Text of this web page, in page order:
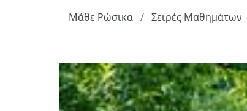
Μάθε Ρώσικα
Σειρές Μαθημάτων